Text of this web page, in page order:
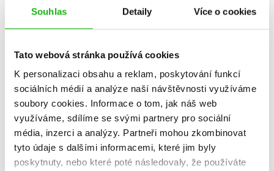
Souhlas Detaily Více o cookies
Tato webová stránka používá cookies
K personalizaci obsahu a reklam, poskytování funkcí
sociálních médií a analýze naší návštěvnosti využíváme
soubory cookies. Informace o tom, jak náš web
využíváme, sdílíme se svými partnery pro sociální
média, inzerci a analýzy. Partneři mohou zkombinovat
tyto údaje s dalšími informacemi, které jim byly
poskytnuty, nebo které poté následovaly, že používáte
Čtvrtstoletí republiky
Karel Pacner
479 Kč599 Kč
Můj rok 1951
Alena Breuerová
319 Kč 399 Kč